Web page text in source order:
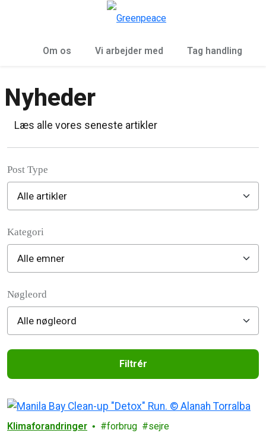
Om os Vi arbejder med Tag handling
Nyheder
Læs alle vores seneste artikler
Post Type
Kategori
Nøgleord
Filtrér
Filtered results
Klimaforandringer forbrug sejre